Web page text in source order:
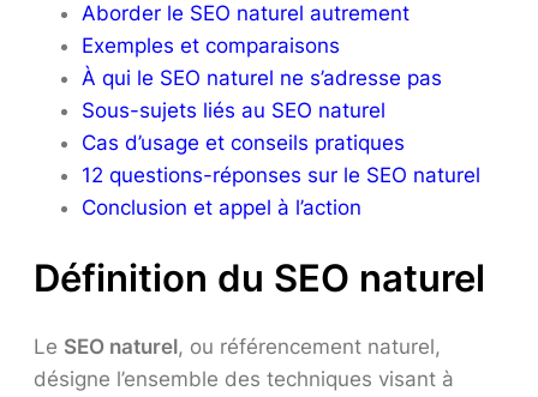
Aborder le SEO naturel autrement
Exemples et comparaisons
À qui le SEO naturel ne s’adresse pas
Sous-sujets liés au SEO naturel
Cas d’usage et conseils pratiques
12 questions-réponses sur le SEO naturel
Conclusion et appel à l’action
Définition du SEO naturel
Le SEO naturel, ou référencement naturel,
désigne l’ensemble des techniques visant à